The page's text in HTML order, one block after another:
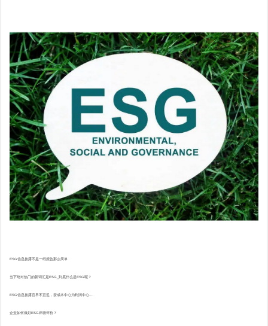
ESG信息披露不是一纸报告那么简单
当下绝对热门的新词汇是ESG_到底什么是ESG呢？
ESG信息披露宜早不宜迟，变成本中心为利润中心...
企业如何做好ESG评级评价？